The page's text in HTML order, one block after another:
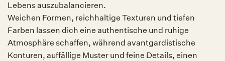
Lebens auszubalancieren.
Weichen Formen, reichhaltige Texturen und tiefen
Farben lassen dich eine authentische und ruhige
Atmosphäre schaffen, während avantgardistische
Konturen, auffällige Muster und feine Details, einen